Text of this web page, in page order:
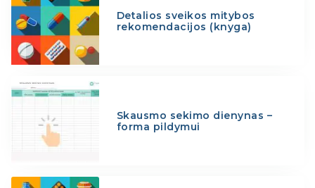
Detalios sveikos mitybos
rekomendacijos (knyga)
Skausmo sekimo dienynas –
forma pildymui